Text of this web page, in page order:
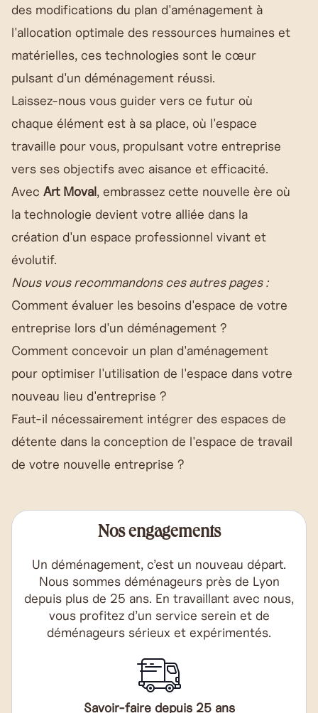
des modifications du plan d'aménagement à
l'allocation optimale des ressources humaines et
matérielles, ces technologies sont le cœur
pulsant d'un déménagement réussi.
Laissez-nous vous guider vers ce futur où
chaque élément est à sa place, où l'espace
travaille pour vous, propulsant votre entreprise
vers ses objectifs avec aisance et efficacité.
Avec Art Moval, embrassez cette nouvelle ère où
la technologie devient votre alliée dans la
création d'un espace professionnel vivant et
évolutif.
Nous vous recommandons ces autres pages :
Comment évaluer les besoins d'espace de votre
entreprise lors d'un déménagement ?
Comment concevoir un plan d'aménagement
pour optimiser l'utilisation de l'espace dans votre
nouveau lieu d'entreprise ?
Faut-il nécessairement intégrer des espaces de
détente dans la conception de l'espace de travail
de votre nouvelle entreprise ?
Nos engagements
Un déménagement, c’est un nouveau départ.
Nous sommes déménageurs près de Lyon
depuis plus de 25 ans. En travaillant avec nous,
vous profitez d’un service serein et de
déménageurs sérieux et expérimentés.
Savoir-faire depuis 25 ans